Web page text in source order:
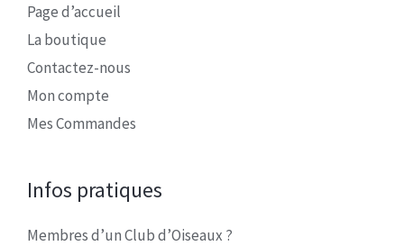
Page d’accueil
La boutique
Contactez-nous
Mon compte
Mes Commandes
Infos pratiques
Membres d’un Club d’Oiseaux ?